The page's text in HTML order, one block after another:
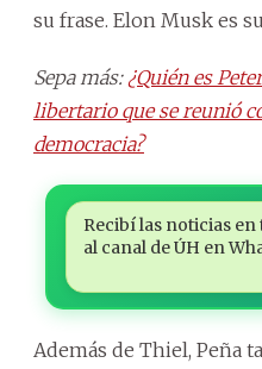
su frase. Elon Musk es
Sepa más: ¿Quién es
libertario que se reunió
democracia?
Recibí las noticias
al canal de ÚH en
Además de Thiel, Peña